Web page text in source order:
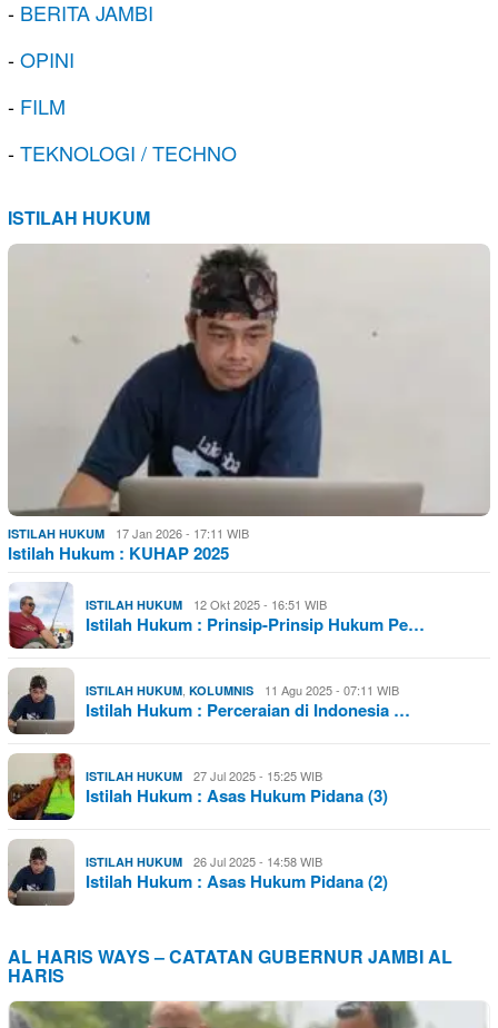
- BERITA JAMBI
-OPINI
- FILM
-TEKNOLOGI / TECHNO
ISTILAH HUKUM
ISTILAH HUKUM 17 Jan 2026 - 17:11 WIB
Istilah Hukum : KUHAP 2025
ISTILAH HUKUM 12 Okt 2025 - 16:51 WIB
Istilah Hukum : Prinsip-Prinsip Hukum Pe…
ISTILAH HUKUM, KOLUMNIS 11 Agu 2025 - 07:11 WIB
Istilah Hukum : Perceraian di Indonesia …
ISTILAH HUKUM 27 Jul 2025 - 15:25 WIB
Istilah Hukum : Asas Hukum Pidana (3)
ISTILAH HUKUM 26 Jul 2025 - 14:58 WIB
Istilah Hukum : Asas Hukum Pidana (2)
AL HARIS WAYS – CATATAN GUBERNUR JAMBI AL
HARIS